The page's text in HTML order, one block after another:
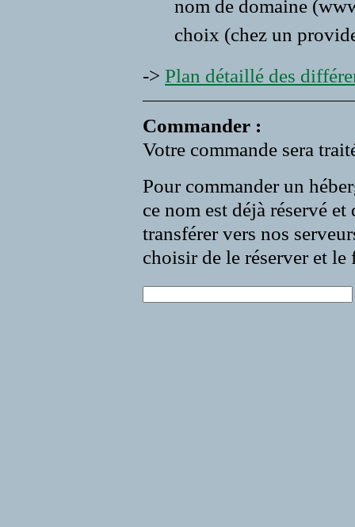
nom de domaine
choix (chez un
-> Plan détaillé des
Commander :
Votre commande sera
Pour commander un
ce nom est déjà réservé
transférer vers nos
choisir de le réserver et